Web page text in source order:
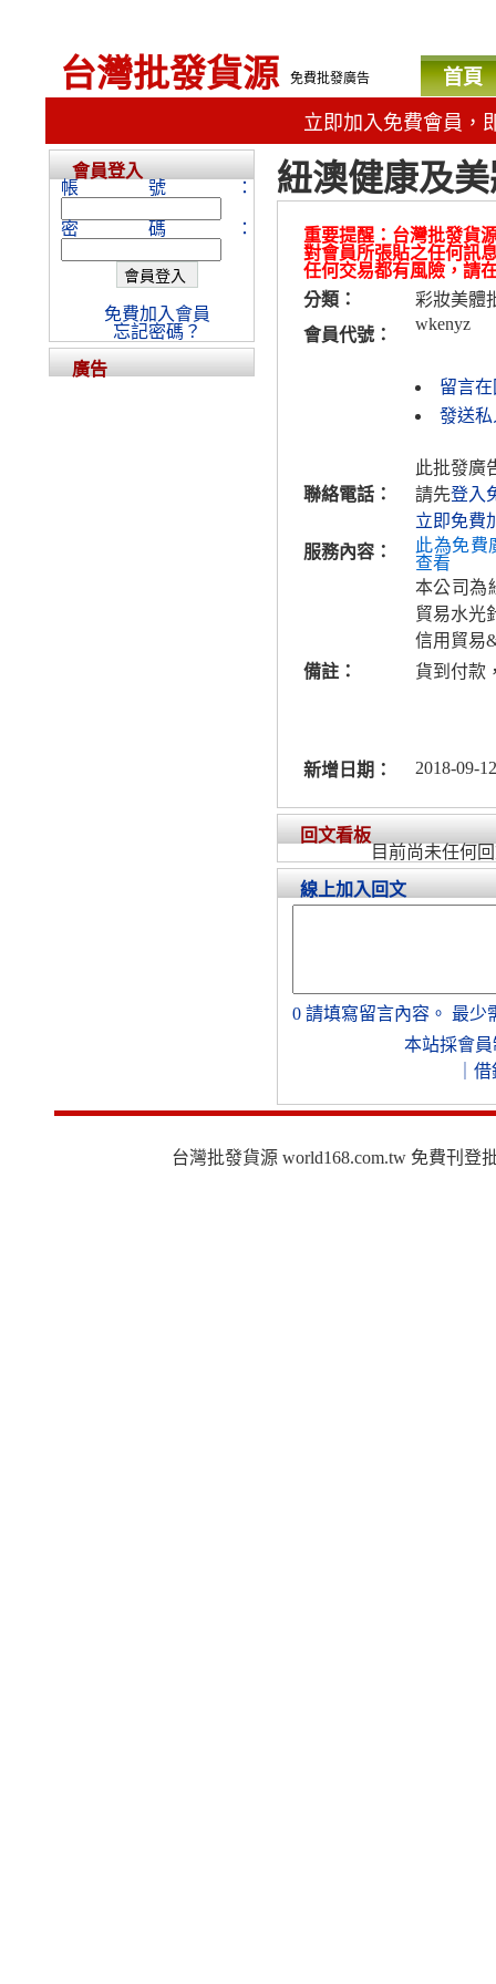
台灣批發貨源 免費批發廣告 首頁
立即加入免費會員，
紐澳健康及
重要提醒：台灣批發貨
對會員所張貼之任何訊
任何交易都有風險，請
分類：
彩妝美體
會員代號：
wkenyz
留言
發送私
聯絡電話：
此批發廣
請先登入
立即免費
服務內容：
此為免費
查看
本公司為
貿易水光
信用貿易
備註：
貨到付款
新增日期： 2018-09-
回文看板
目前尚未任何
線上加入回文
0 請填寫留言內容。 最少
本站採會員
借
會員登入
帳號：
密碼：
免費加入會員
忘記密碼？
廣告
台灣批發貨源 world168.com.tw 免費刊登